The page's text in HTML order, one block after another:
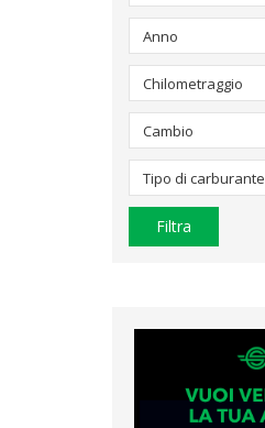
Anno
Chilometraggio
Cambio
Tipo di carburante
Filtra